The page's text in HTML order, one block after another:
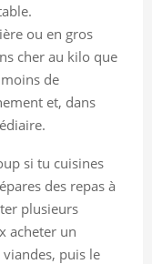
ou en gros
cher au kilo que
de
et, dans
si tu cuisines
des repas à
plusieurs
acheter un
puis le